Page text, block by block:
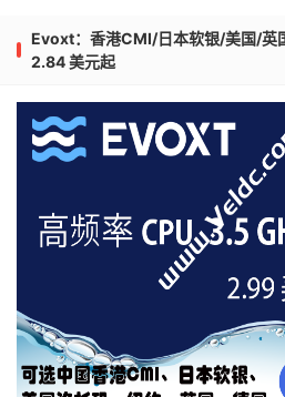
Evoxt：香港CMI/日本软银/美国/英
2.84 美元起